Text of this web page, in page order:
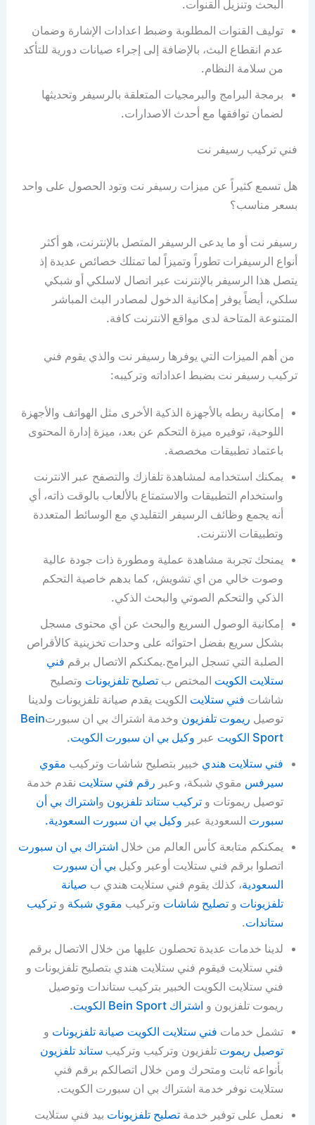
البحث وتنزيل القنوات.
توليف القنوات المطلوبة وضبط اعدادات الإشارة وضمان
عدم انقطاع البث، بالإضافة إلى إجراء صيانات دورية للتأكد
من سلامة النظام.
برمجة البرامج والبرمجيات المتعلقة بالرسيفر وتحديثها
لضمان توافقها مع أحدث الاصدارات.
فني تركيب رسيفر نت
هل تسمع كثيراً عن ميزات رسيفر نت وتود الحصول على واحد
بسعر مناسب؟
رسيفر نت أو ما يدعى الرسيفر المتصل بالإنترنت، هو أكثر
أنواع الرسيفرات تطوراً وتميزاً لما تمتلك خصائص عديدة إذ
يتصل هذا الرسيفر بالإنترنت عبر اتصال لاسلكي أو شبكي
سلكي، أيضاً يوفر إمكانية الدخول لمصادر البث المباشر
المتنوعة المتاحة لدى مواقع الانترنت كافة.
من أهم الميزات التي يوفرها رسيفر نت والذي يقوم فني
تركيب رسيفر نت بضبط اعداداته وتركيبه:
إمكانية ربطه بالأجهزة الذكية الأخرى مثل الهواتف والأجهزة
اللوحية، توفيره ميزة التحكم عن بعد، ميزة إدارة المحتوى
باعتماد تطبيقات مخصصة.
يمكنك استخدامه لمشاهدة تلفازك والتصفح عبر الانترنت
واستخدام التطبيقات والاستمتاع بالألعاب بالوقت ذاته، أي
أنه يجمع وظائف الرسيفر التقليدي مع الوسائط المتعددة
وتطبيقات الانترنت.
يمنحك تجربة مشاهدة عملية ومطورة ذات جودة عالية
وصوت خالي من اي تشويش، كما بدهم خاصية التحكم
الذكي والتحكم الصوتي والبحث الذكي.
إمكانية الوصول السريع والبحث عن أي محتوى مسجل
بشكل سريع بفضل احتوائه على وحدات تخزينية كالأقراص
الصلبة التي تسجل البرامج.يمكنكم الاتصال برقم فني
ستلايت الكويت المختص بتصليح تلفزيونات وتصليح
شاشات فني ستلايت الكويت يقدم صيانة تلفزيونات ولدينا
توصيل ريموت تلفزيون وخدمة اشتراك بي ان سبورتBein
Sport الكويت
عبر وكيل بي ان سبورت الكويت.
فني ستلايت هندي خبير بتصليح شاشات وتركيب مقوي
سيرفس مقوي شبكة، وعبر رقم فني ستلايت نقدم خدمة
توصيل ريموتات وتركيب ستاند تلفزيون واشتراك بي أن
سبورت السعودية عبر وكيل بي ان سبورت السعودية.
يمكنكم متابعة كأس العالم من خلال اشتراك بي ان سبورت
اتصلوا برقم فني ستلايت أوعبر وكيل بي أن سبورت
السعودية، كذلك يقوم فني ستلايت هندي ب صيانة
تلفزيونات وتصليح شاشات وتركيب مقوي شبكة وتركيب
ستاندات.
لدينا خدمات عديدة تحصلون عليها من خلال الاتصال برقم
فني ستلايت فيقوم فني ستلايت هندي بتصليح تلفزيونات و
فني ستلايت الكويت الخبير بتركيب ستاندات وتوصيل
ريموت تلفزيون و اشتراك Bein Sport الكويت
.
تشمل خدمات فني ستلايت الكويت صيانة تلفزيونات و
توصيل ريموت تلفزيون وتركيب وتركيب ستاند تلفزيون
بأنواعه ثابت ومتحرك ومن خلال اتصالكم برقم فني
ستلايت نوفر خدمة اشتراك بي ان سبورت الكويت.
نعمل على توفير خدمةتصليح تلفزيونات بيد فني ستلايت